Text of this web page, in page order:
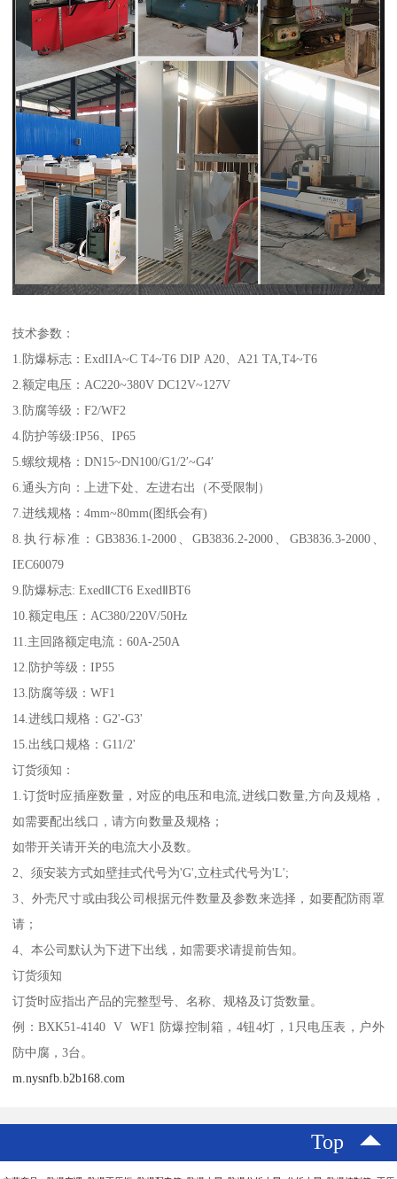
技术参数：
1.防爆标志：ExdIIA~C T4~T6 DIP A20、A21 TA,T4~T6
2.额定电压：AC220~380V DC12V~127V
3.防腐等级：F2/WF2
4.防护等级:IP56、IP65
5.螺纹规格：DN15~DN100/G1/2′~G4′
6.通头方向：上进下处、左进右出（不受限制）
7.进线规格：4mm~80mm(图纸会有)
8.执行标准：GB3836.1-2000、GB3836.2-2000、GB3836.3-2000、
IEC60079
9.防爆标志: ExedⅡCT6 ExedⅡBT6
10.额定电压：AC380/220V/50Hz
11.主回路额定电流：60A-250A
12.防护等级：IP55
13.防腐等级：WF1
14.进线口规格：G2'-G3'
15.出线口规格：G11/2'
订货须知：
1.订货时应插座数量，对应的电压和电流,进线口数量,方向及规格，
如需要配出线口，请方向数量及规格；
如带开关请开关的电流大小及数。
2、须安装方式如壁挂式代号为'G',立柱式代号为'L';
3、外壳尺寸或由我公司根据元件数量及参数来选择，如要配防雨罩
请；
4、本公司默认为下进下出线，如需要求请提前告知。
订货须知
订货时应指出产品的完整型号、名称、规格及订货数量。
例：BXK51-4140 V WF1 防爆控制箱，4钮4灯，1只电压表，户外
防中腐，3台。
m.nysnfb.b2b168.com
Top